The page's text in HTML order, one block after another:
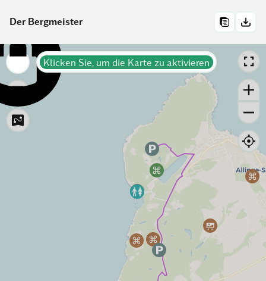
Der Bergmeister
Klicken Sie, um die Karte zu aktivieren